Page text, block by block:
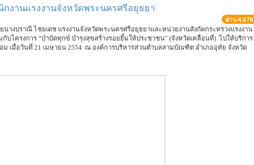
กงานแรงงานจังหวัดพระนครศรีอยุธยา
อ่าน 4,676
างปราณี ไชยเดช แรงงานจังหวัดพระนครศรีอยุธยาและหน่วยงานสังกัดกระทรวงแรงงาน
บโครงการ “บำบัดทุกข์ บำรุงสุขสร้างรอยยิ้มให้ประชาชน” (จังหวัดเคลื่อนที่) ไปให้บริการ
เมื่อวันที่ 21 เมษายน 2554 ณ องค์การบริหารส่วนตำบลสามบัณฑิต อำเภออุทัย จังหวัด